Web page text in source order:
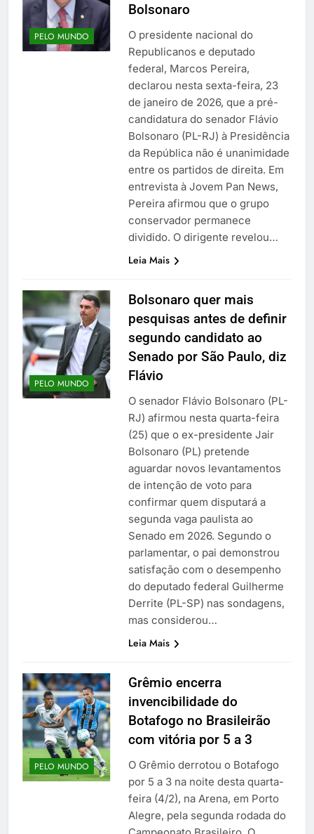
PELO MUNDO
Bolsonaro
O presidente nacional do
Republicanos e deputado
federal, Marcos Pereira,
declarou nesta sexta-feira, 23
de janeiro de 2026, que a pré-
candidatura do senador Flávio
Bolsonaro (PL-RJ) à Presidência
da República não é unanimidade
entre os partidos de direita. Em
entrevista à Jovem Pan News,
Pereira afirmou que o grupo
conservador permanece
dividido. O dirigente revelou…
Leia Mais
PELO MUNDO
Bolsonaro quer mais
pesquisas antes de definir
segundo candidato ao
Senado por São Paulo, diz
Flávio
O senador Flávio Bolsonaro (PL-
RJ) afirmou nesta quarta-feira
(25) que o ex-presidente Jair
Bolsonaro (PL) pretende
aguardar novos levantamentos
de intenção de voto para
confirmar quem disputará a
segunda vaga paulista ao
Senado em 2026. Segundo o
parlamentar, o pai demonstrou
satisfação com o desempenho
do deputado federal Guilherme
Derrite (PL-SP) nas sondagens,
mas considerou…
Leia Mais
PELO MUNDO
Grêmio encerra
invencibilidade do
Botafogo no Brasileirão
com vitória por 5 a 3
O Grêmio derrotou o Botafogo
por 5 a 3 na noite desta quarta-
feira (4/2), na Arena, em Porto
Alegre, pela segunda rodada do